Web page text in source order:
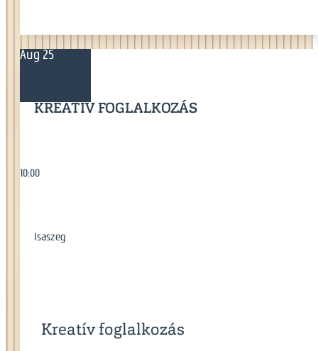
Aug 25
KREATÍV FOGLALKOZÁS
10:00
Isaszeg
Kreatív foglalkozás